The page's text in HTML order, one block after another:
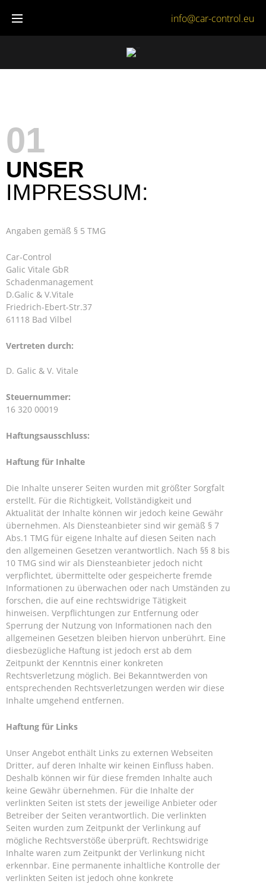
info@car-control.eu
01
UNSER
IMPRESSUM:
Angaben gemäß § 5 TMG
Car-Control
Galic Vitale GbR
Schadenmanagement
D.Galic & V.Vitale
Friedrich-Ebert-Str.37
61118 Bad Vilbel
Vertreten durch:
D. Galic & V. Vitale
Steuernummer:
16 320 00019
Haftungsausschluss:
Haftung für Inhalte
Die Inhalte unserer Seiten wurden mit größter Sorgfalt
erstellt. Für die Richtigkeit, Vollständigkeit und
Aktualität der Inhalte können wir jedoch keine Gewähr
übernehmen. Als Diensteanbieter sind wir gemäß § 7
Abs.1 TMG für eigene Inhalte auf diesen Seiten nach
den allgemeinen Gesetzen verantwortlich. Nach §§ 8 bis
10 TMG sind wir als Diensteanbieter jedoch nicht
verpflichtet, übermittelte oder gespeicherte fremde
Informationen zu überwachen oder nach Umständen zu
forschen, die auf eine rechtswidrige Tätigkeit
hinweisen. Verpflichtungen zur Entfernung oder
Sperrung der Nutzung von Informationen nach den
allgemeinen Gesetzen bleiben hiervon unberührt. Eine
diesbezügliche Haftung ist jedoch erst ab dem
Zeitpunkt der Kenntnis einer konkreten
Rechtsverletzung möglich. Bei Bekanntwerden von
entsprechenden Rechtsverletzungen werden wir diese
Inhalte umgehend entfernen.
Haftung für Links
Unser Angebot enthält Links zu externen Webseiten
Dritter, auf deren Inhalte wir keinen Einfluss haben.
Deshalb können wir für diese fremden Inhalte auch
keine Gewähr übernehmen. Für die Inhalte der
verlinkten Seiten ist stets der jeweilige Anbieter oder
Betreiber der Seiten verantwortlich. Die verlinkten
Seiten wurden zum Zeitpunkt der Verlinkung auf
mögliche Rechtsverstöße überprüft. Rechtswidrige
Inhalte waren zum Zeitpunkt der Verlinkung nicht
erkennbar. Eine permanente inhaltliche Kontrolle der
verlinkten Seiten ist jedoch ohne konkrete